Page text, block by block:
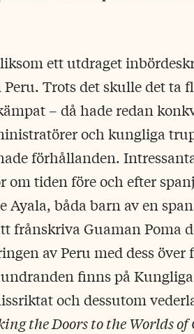
ett utdraget
Trots det skulle det ta
– då hade redan
och kungliga
förhållanden.
tiden före och efter
Ayala, båda barn av en
frånskriva Guaman Poma
av Peru med dess över
finns på
och dessutom
the Doors to the Worlds